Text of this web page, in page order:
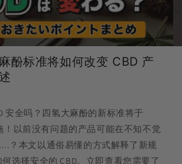
酚标准将如何改变 CBD 产
安全吗？四氢大麻酚的新标准将于
！以前没有问题的产品可能在不知不觉
？本文以通俗易懂的方式解释了新规
选择安全的 CBD。立即查看您需要了